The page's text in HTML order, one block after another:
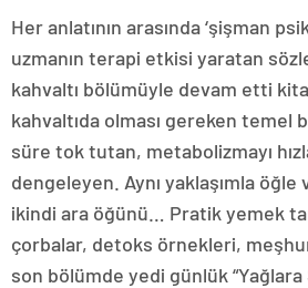
Her anlatının arasında ‘şişman
uzmanın terapi etkisi yaratan
kahvaltı bölümüyle devam etti
kahvaltıda olması gereken temel
süre tok tutan, metabolizmayı
dengeleyen. Aynı yaklaşımla
ikindi ara öğünü… Pratik yemek
çorbalar, detoks örnekleri,
son bölümde yedi günlük “Yağlara